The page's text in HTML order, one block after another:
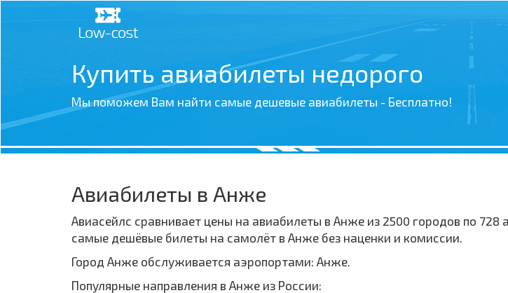
Купить авиабилеты недорого
Мы поможем Вам найти самые дешевые авиабилеты - Бесплатно!
Авиабилеты в Анже
Авиасейлс сравнивает цены на авиабилеты в Анже из 2500 городов по
самые дешёвые билеты на самолёт в Анже без наценки и комиссии.
Город Анже обслуживается аэропортами: Анже.
Популярные направления в Анже из России: